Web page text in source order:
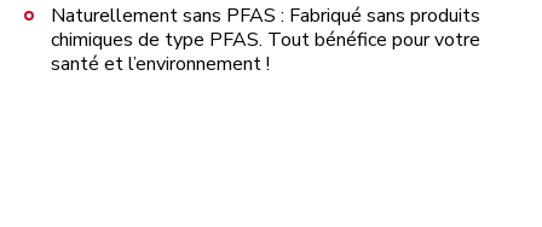
Naturellement sans PFAS : Fabriqué sans produits
chimiques de type PFAS. Tout bénéfice pour votre
santé et l’environnement !